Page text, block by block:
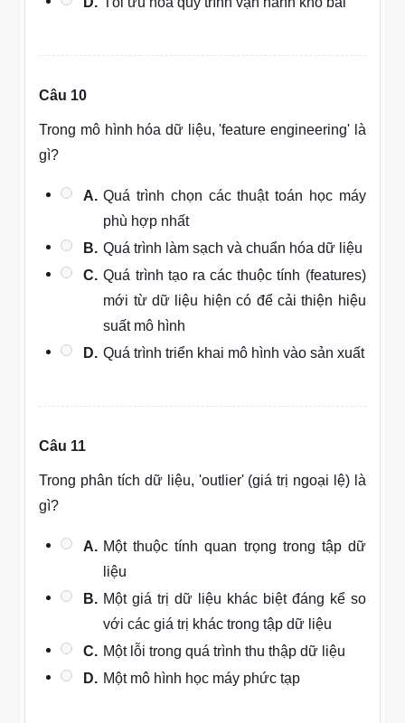
Câu 10
Trong mô hình hóa dữ liệu, 'feature engineering' là
gì?
A. Quá trình chọn các thuật toán học máy
phù hợp nhất
B. Quá trình làm sạch và chuẩn hóa dữ liệu
C. Quá trình tạo ra các thuộc tính (features)
mới từ dữ liệu hiện có để cải thiện hiệu
suất mô hình
D. Quá trình triển khai mô hình vào sản xuất
Câu 11
Trong phân tích dữ liệu, 'outlier' (giá trị ngoại lệ) là
gì?
A. Một thuộc tính quan trọng trong tập dữ
liệu
B. Một giá trị dữ liệu khác biệt đáng kể so
với các giá trị khác trong tập dữ liệu
C. Một lỗi trong quá trình thu thập dữ liệu
D. Một mô hình học máy phức tạp